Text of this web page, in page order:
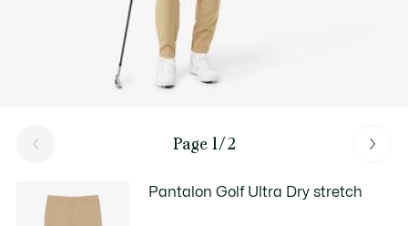
Page 1/2
Pantalon Golf Ultra Dry stretch